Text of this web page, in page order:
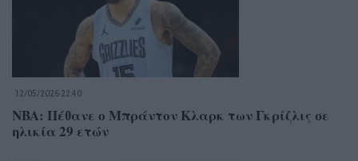
12/05/2026 22:40
NBA: Πέθανε ο Μπράντον Κλαρκ των Γκρίζλις σε
ηλικία 29 ετών